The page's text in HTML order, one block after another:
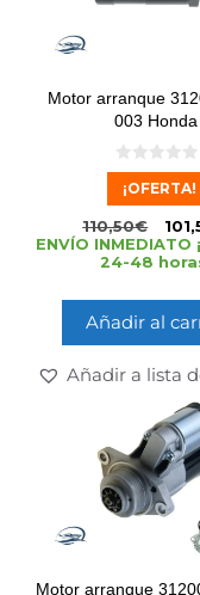
Motor arranque
003 Honda
0
e
¡OFERTA!
110,50€
ENVÍO INMEDIATO
24-48
Añadir al
Añadir a lista
Motor arranque